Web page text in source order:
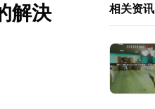
解決
相关资讯